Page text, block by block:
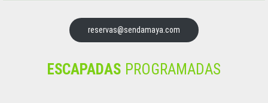
reservas@sendamaya.com
ESCAPADAS PROGRAMADAS